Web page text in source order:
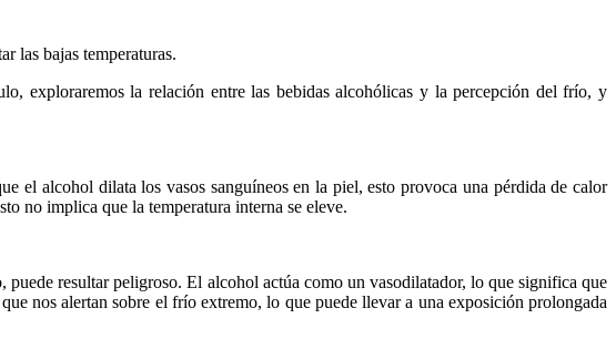
las bajas temperaturas.
exploraremos la relación entre las bebidas alcohólicas y la percepción del frío, y
el alcohol dilata los vasos sanguíneos en la piel, esto provoca una pérdida de calor
no implica que la temperatura interna se eleve.
resultar peligroso. El alcohol actúa como un vasodilatador, lo que significa que
nos alertan sobre el frío extremo, lo que puede llevar a una exposición prolongada